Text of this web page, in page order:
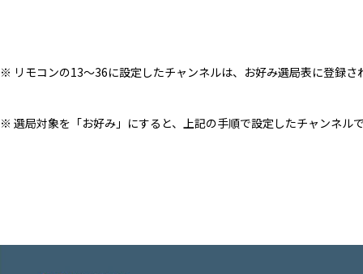
※ リモコンの13～36に設定したチャンネルは、お好み選局表に登録さ
※ 選局対象を「お好み」にすると、上記の手順で設定したチャンネル